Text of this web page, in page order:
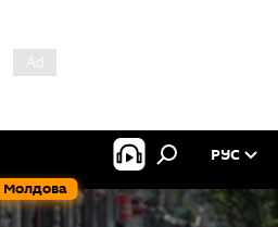
Молдова
РУС